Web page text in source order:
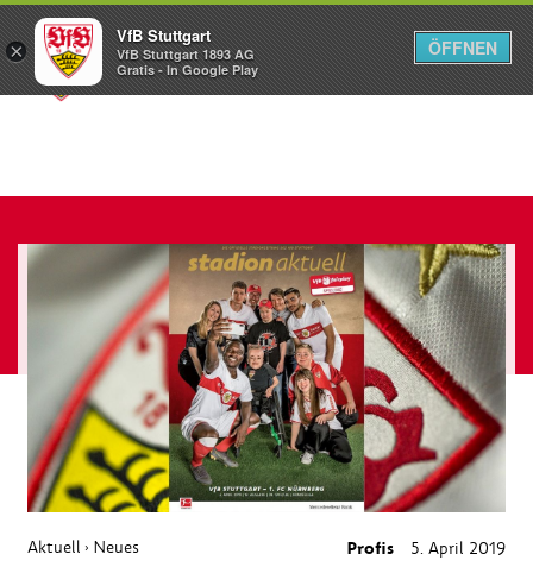
Menü
Aktuell › Neues Profis 5. April 2019
×
VfB Stuttgart
VfB Stuttgart 1893 AG
Gratis - In Google Play
ÖFFNEN